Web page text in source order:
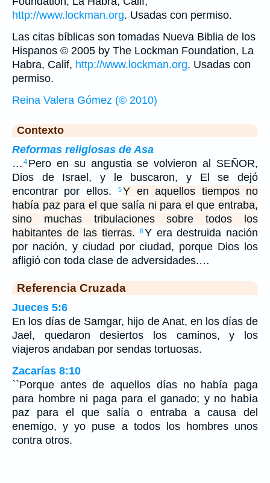
http://www.lockman.org. Usadas con permiso.
Las citas bíblicas son tomadas Nueva Biblia de los
Hispanos © 2005 by The Lockman Foundation, La
Habra, Calif, http://www.lockman.org. Usadas con
permiso.
Reina Valera Gómez (© 2010)
Contexto
Reformas religiosas de Asa
… 4 Pero en su angustia se volvieron al SEÑOR,
Dios de Israel, y le buscaron, y El se dejó
encontrar por ellos.
5Y en aquellos tiempos no
había paz para el que salía ni para el que entraba,
sino muchas tribulaciones sobre todos los
habitantes de las tierras.
6Y era destruida nación
por nación, y ciudad por ciudad, porque Dios los
afligió con toda clase de adversidades.…
Referencia Cruzada
Jueces 5:6
En los días de Samgar, hijo de Anat, en los días de
Jael, quedaron desiertos los caminos, y los
viajeros andaban por sendas tortuosas.
Zacarías 8:10
``Porque antes de aquellos días no había paga
para hombre ni paga para el ganado; y no había
paz para el que salía o entraba a causa del
enemigo, y yo puse a todos los hombres unos
contra otros.